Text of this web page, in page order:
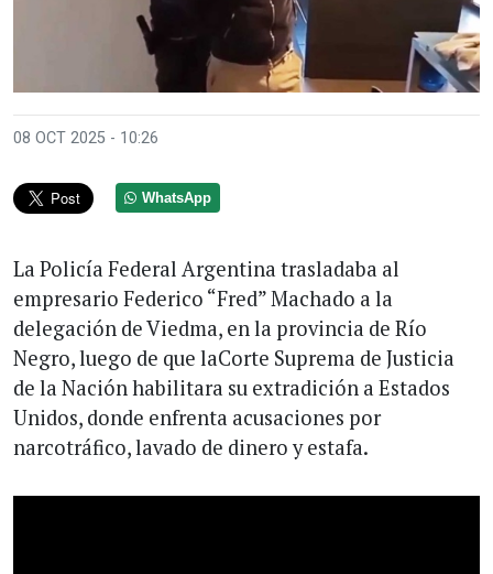
08 OCT 2025 - 10:26
WhatsApp
La Policía Federal Argentina trasladaba al
empresario Federico “Fred” Machado a la
delegación de Viedma, en la provincia de Río
Negro, luego de que laCorte Suprema de Justicia
de la Nación habilitara su extradición a Estados
Unidos, donde enfrenta acusaciones por
narcotráfico, lavado de dinero y estafa.